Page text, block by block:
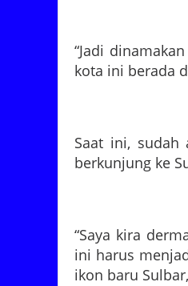
“Jadi
kota ini berada
Saat ini, sudah
berkunjung ke
“Saya kira
ini harus
ikon baru